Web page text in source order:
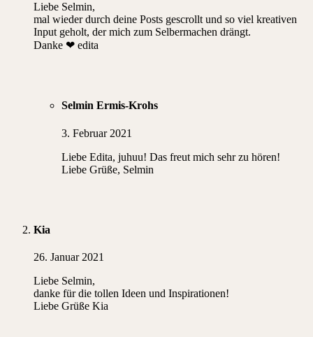
Liebe Selmin,
mal wieder durch deine Posts gescrollt und so viel kreativen
Input geholt, der mich zum Selbermachen drängt.
Danke ❤ edita
Selmin Ermis-Krohs
3. Februar 2021
Liebe Edita, juhuu! Das freut mich sehr zu hören!
Liebe Grüße, Selmin
Kia
26. Januar 2021
Liebe Selmin,
danke für die tollen Ideen und Inspirationen!
Liebe Grüße Kia